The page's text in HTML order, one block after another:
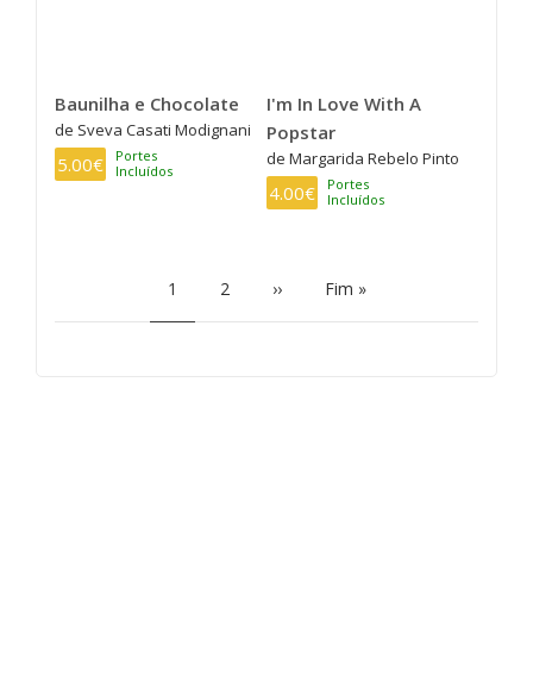
Baunilha e Chocolate
de Sveva Casati Modignani
5.00€
Portes
Incluídos
I'm In Love With A
Popstar
de Margarida Rebelo Pinto
4.00€
Portes
Incluídos
Página
1 Page
2 Próxima
›› Última
Fim »